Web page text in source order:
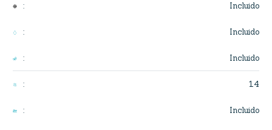
: Incluido
: Incluido
: Incluido
: 14
: Incluido